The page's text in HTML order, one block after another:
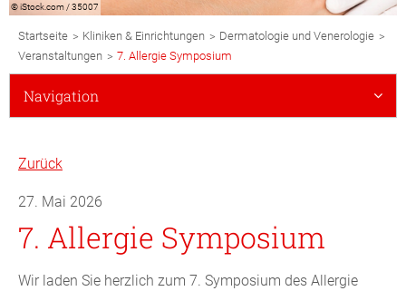
© iStock.com / 35007
Breadcrumb
Navigation
Startseite > Kliniken & Einrichtungen > Dermatologie und Venerologie >
Veranstaltungen > 7. Allergie Symposium
Subnavigation
Mobile
Navigation
Zurück
27. Mai 2026
7. Allergie Symposium
Wir laden Sie herzlich zum 7. Symposium des Allergie